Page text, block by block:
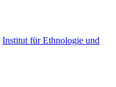
Institut für Ethnologie und